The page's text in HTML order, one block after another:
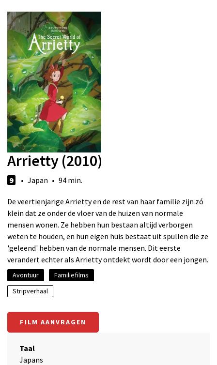
Arrietty (2010)
9 • Japan • 94 min.
De veertienjarige Arrietty en de rest van haar familie zijn zó
klein dat ze onder de vloer van de huizen van normale
mensen wonen. Ze hebben hun bestaan altijd verborgen
weten te houden, en hun eigen huis bestaat uit spullen die ze
'geleend' hebben van de normale mensen. Dit eerste
verandert echter als Arrietty ontdekt wordt door een jongen.
Avontuur
Familiefilms
Stripverhaal
FILM AANVRAGEN
Taal
Japans